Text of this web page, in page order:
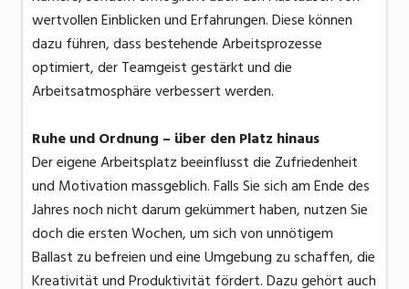
wertvollen Einblicken und Erfahrungen. Diese können
dazu führen, dass bestehende Arbeitsprozesse
optimiert, der Teamgeist gestärkt und die
Arbeitsatmosphäre verbessert werden.
Ruhe und Ordnung – über den Platz hinaus
Der eigene Arbeitsplatz beeinflusst die Zufriedenheit
und Motivation massgeblich. Falls Sie sich am Ende des
Jahres noch nicht darum gekümmert haben, nutzen Sie
doch die ersten Wochen, um sich von unnötigem
Ballast zu befreien und eine Umgebung zu schaffen, die
Kreativität und Produktivität fördert. Dazu gehört auch